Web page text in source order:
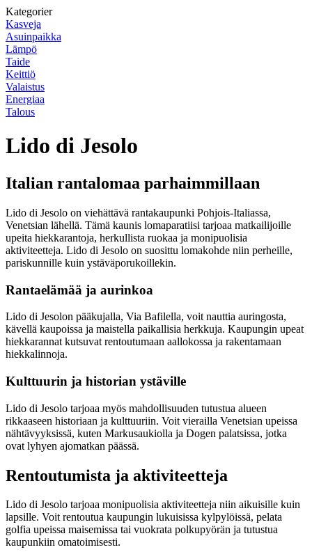
Kategorier
Kasveja
Asuinpaikka
Lämpö
Taide
Keittiö
Valaistus
Energiaa
Talous
Lido di Jesolo
Italian rantalomaa parhaimmillaan
Lido di Jesolo on viehättävä rantakaupunki Pohjois-Italiassa,
Venetsian lähellä. Tämä kaunis lomaparatiisi tarjoaa matkailijoille
upeita hiekkarantoja, herkullista ruokaa ja monipuolisia
aktiviteetteja. Lido di Jesolo on suosittu lomakohde niin perheille,
pariskunnille kuin ystäväporukoillekin.
Rantaelämää ja aurinkoa
Lido di Jesolon pääkujalla, Via Bafilella, voit nauttia auringosta,
kävellä kaupoissa ja maistella paikallisia herkkuja. Kaupungin upeat
hiekkarannat kutsuvat rentoutumaan aallokossa ja rakentamaan
hiekkalinnoja.
Kulttuurin ja historian ystäville
Lido di Jesolo tarjoaa myös mahdollisuuden tutustua alueen
rikkaaseen historiaan ja kulttuuriin. Voit vierailla Venetsian upeissa
nähtävyyksissä, kuten Markusaukiolla ja Dogen palatsissa, jotka
ovat lyhyen ajomatkan päässä.
Rentoutumista ja aktiviteetteja
Lido di Jesolo tarjoaa monipuolisia aktiviteetteja niin aikuisille kuin
lapsille. Voit rentoutua kaupungin lukuisissa kylpylöissä, pelata
golfia upeissa maisemissa tai vuokrata polkupyörän ja tutustua
kaupunkiin omatoimisesti.